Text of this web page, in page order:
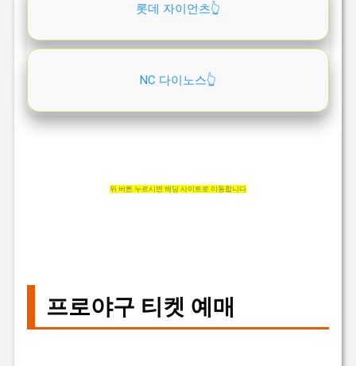
롯데 자이언츠👆️
NC 다이노스👆️
위 버튼 누르시면 해당 사이트로 이동합니다
프로야구 티켓 예매